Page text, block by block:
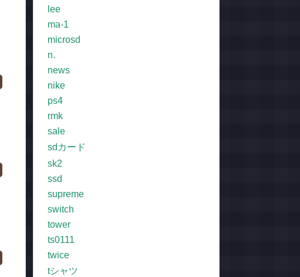
lee
ma-1
microsd
n.
news
nike
ps4
rmk
sale
sdカード
sk2
ssd
supreme
switch
tower
ts0111
twice
tシャツ